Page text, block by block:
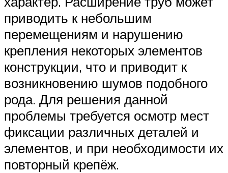
приводить к небольшим
перемещениям и нарушению
крепления некоторых элементов
конструкции, что и приводит к
возникновению шумов подобного
рода. Для решения данной
проблемы требуется осмотр мест
фиксации различных деталей и
элементов, и при необходимости их
повторный крепёж.